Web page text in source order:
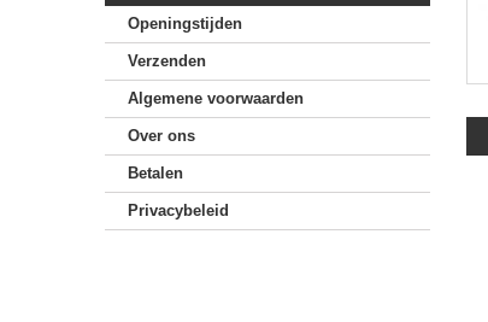
Openingstijden
Verzenden
Algemene voorwaarden
Over ons
Betalen
Privacybeleid